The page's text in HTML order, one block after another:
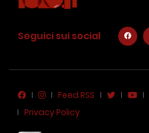
Seguici sui social
Feed RSS
Privacy Policy